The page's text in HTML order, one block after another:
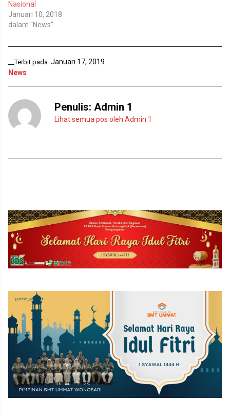
e
n
d
e
l
a
g
u
j
e
n
a
a
a
u
Nasional
Januari 10, 2018
dalam "News"
__Terbit pada Januari 17, 2019
News
Penulis: Admin 1
Lihat semua pos oleh Admin 1